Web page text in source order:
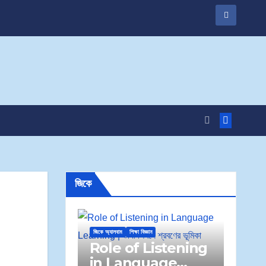
জিকে
জিকে অ্যালবাম শিক্ষা বিজ্ঞান
Role of Listening